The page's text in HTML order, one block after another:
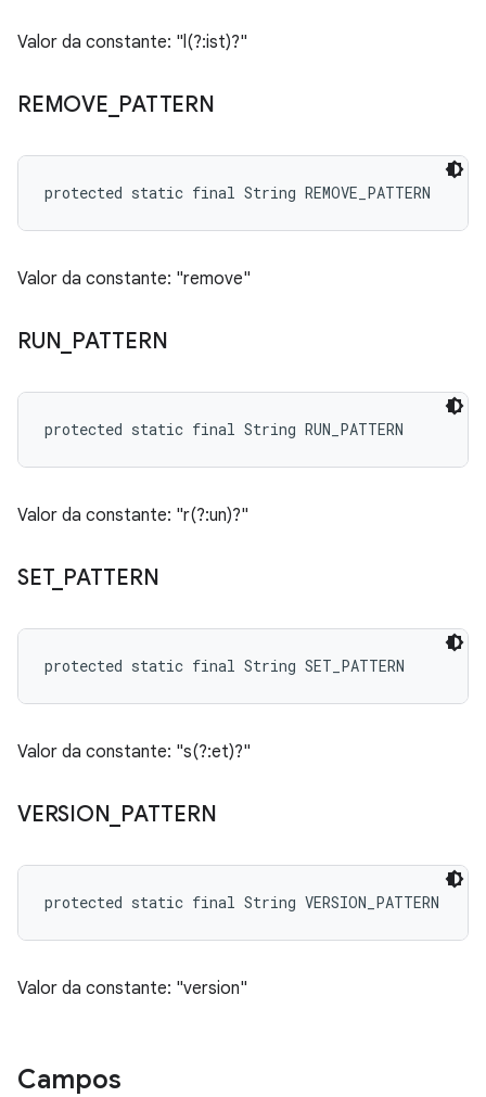
Valor da constante: "l(?:ist)?"
REMOVE PATTERN
protected static final String REMOVE_PATTERN
Valor da constante: "remove"
RUN PATTERN
protected static final String RUN_PATTERN
Valor da constante: "r(?:un)?"
SET_ PATTERN
protected static final String SET_PATTERN
Valor da constante: "s(?:et)?"
VERSION PATTERN
protected static final String VERSION_PATTERN
Valor da constante: "version"
Campos